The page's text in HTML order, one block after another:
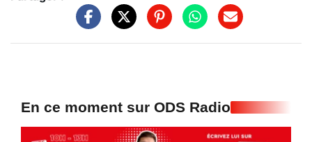
En ce moment sur ODS Radio